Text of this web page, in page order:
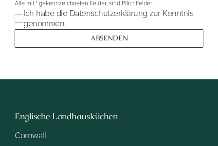
Alle mit * gekennzeichneten Felder, sind Pflichtfelder.
Ich habe die Datenschutzerklärung zur Kenntnis
genommen.
ABSENDEN
Englische Landhausküchen
Cornwall